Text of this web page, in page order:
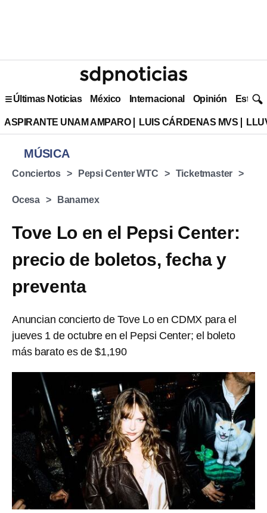
Últimas Noticias México Internacional Opinión Estilo
ASPIRANTE UNAM AMPARO LUIS CÁRDENAS MVS
MÚSICA
Conciertos Pepsi Center WTC Ticketmaster
Ocesa Banamex
Tove Lo en el Pepsi Center:
precio de boletos, fecha y
preventa
Anuncian concierto de Tove Lo en CDMX para el
jueves 1 de octubre en el Pepsi Center; el boleto
más barato es de $1,190